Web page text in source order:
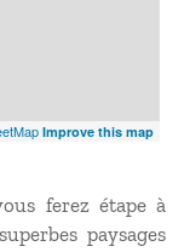
Improve this map
ferez étape à
paysages